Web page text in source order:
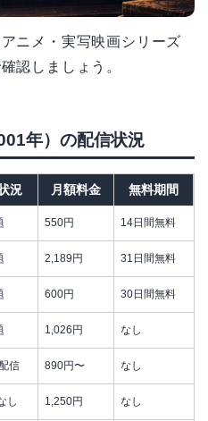
ニメ・実写映画シリーズ
認しましょう。
年）の配信状況
況 月額料金 無料期間
550円 14日間無料
2,189円 31日間無料
600円 30日間無料
1,026円 なし
信 890円〜 なし
し 1,250円 なし